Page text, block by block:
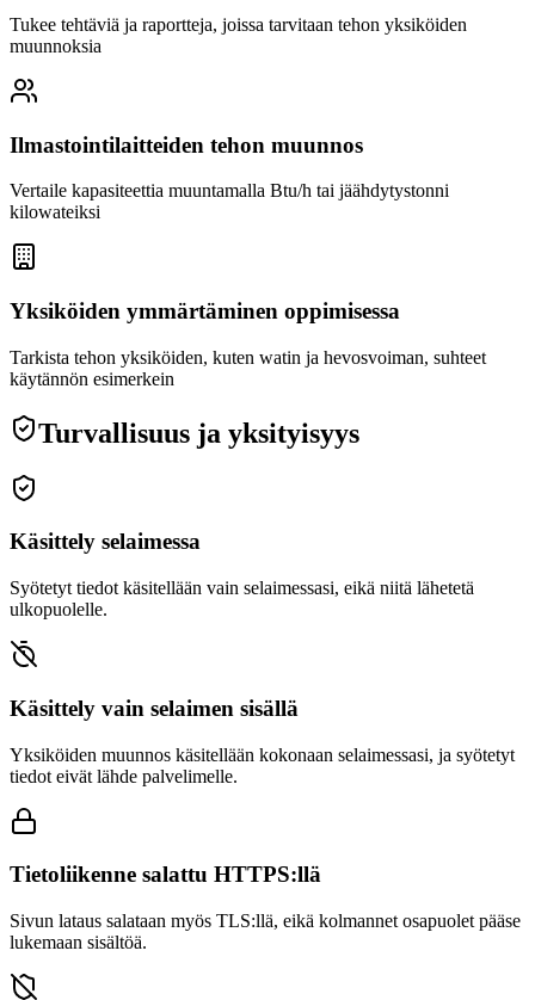
Tukee tehtäviä ja raportteja, joissa tarvitaan tehon yksiköiden
muunnoksia
Ilmastointilaitteiden tehon muunnos
Vertaile kapasiteettia muuntamalla Btu/h tai jäähdytystonni
kilowateiksi
Yksiköiden ymmärtäminen oppimisessa
Tarkista tehon yksiköiden, kuten watin ja hevosvoiman, suhteet
käytännön esimerkein
Turvallisuus ja yksityisyys
Käsittely selaimessa
Syötetyt tiedot käsitellään vain selaimessasi, eikä niitä lähetetä
ulkopuolelle.
Käsittely vain selaimen sisällä
Yksiköiden muunnos käsitellään kokonaan selaimessasi, ja syötetyt
tiedot eivät lähde palvelimelle.
Tietoliikenne salattu HTTPS:llä
Sivun lataus salataan myös TLS:llä, eikä kolmannet osapuolet pääse
lukemaan sisältöä.